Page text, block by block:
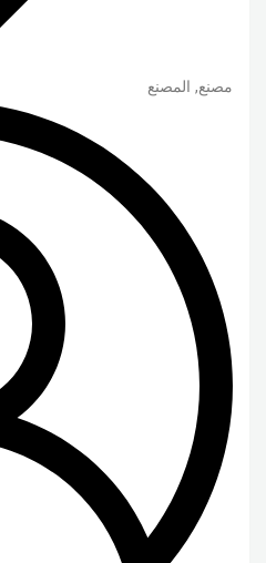
مصنع, المصنع